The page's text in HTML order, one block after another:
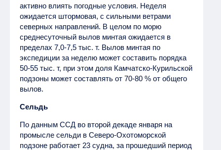
активно влиять погодные условия. Неделя
ожидается штормовая, с сильными ветрами
северных направлений. В целом по морю
среднесуточный вылов минтая ожидается в
пределах 7,0-7,5 тыс. т. Вылов минтая по
экспедиции за неделю может составить порядка
50-55 тыс. т, при этом доля Камчатско-Курильской
подзоны может составлять от 70-80 % от общего
вылов.
Сельдь
По данным ССД во второй декаде января на
промысле сельди в Северо-Охотоморской
подзоне работает 23 судна, за прошедший период